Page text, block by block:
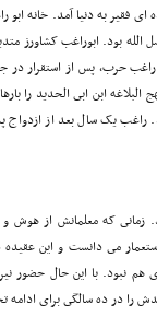
اى فقیر به دنیا آمد.
بود. ابوراغب کشاورز
حرب، پس از استقرار
ابن ابى الحدید را
راغب یک سال بعد از ازدواج
که معلمانش از هوش
مى دانست و این
نبود. با این حال حضور
را در ده سالگى براى ادامه